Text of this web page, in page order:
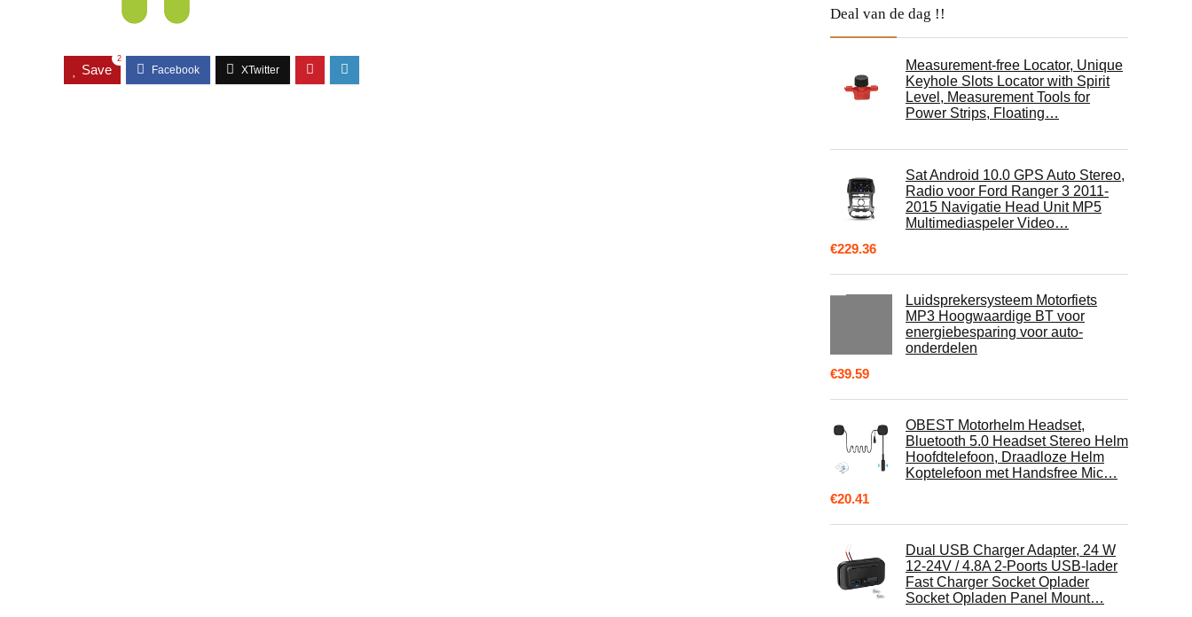
Save
2
Deal van de dag !!
Measurement-free Locator, Unique
Keyhole Slots Locator with Spirit
Level, Measurement Tools for
Power Strips, Floating…
Sat Android 10.0 GPS Auto Stereo,
Radio voor Ford Ranger 3 2011-
2015 Navigatie Head Unit MP5
Multimediaspeler Video…
€229.36
Luidsprekersysteem Motorfiets
MP3 Hoogwaardige BT voor
energiebesparing voor auto-
onderdelen
€39.59
OBEST Motorhelm Headset,
Bluetooth 5.0 Headset Stereo Helm
Hoofdtelefoon, Draadloze Helm
Koptelefoon met Handsfree Mic…
€20.41
Dual USB Charger Adapter, 24 W
12-24V / 4.8A 2-Poorts USB-lader
Fast Charger Socket Oplader
Socket Opladen Panel Mount…